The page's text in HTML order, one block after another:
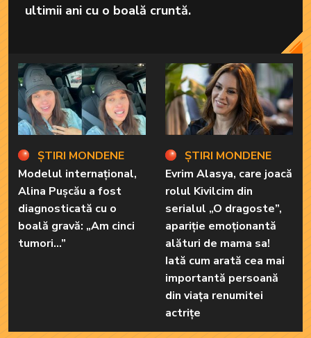
ultimii ani cu o boală cruntă.
ȘTIRI MONDENE
Modelul internațional,
Alina Pușcău a fost
diagnosticată cu o
boală gravă: „Am cinci
tumori...”
ȘTIRI MONDENE
Evrim Alasya, care joacă
rolul Kivilcim din
serialul „O dragoste”,
apariție emoționantă
alături de mama sa!
Iată cum arată cea mai
importantă persoană
din viața renumitei
actrițe